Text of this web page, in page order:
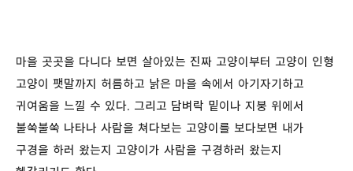
마을 곳곳을 다니다 보면 살아있는 진짜 고양이부터 고양이 인형
고양이 팻말까지 허름하고 낡은 마을 속에서 아기자기하고
귀여움을 느낄 수 있다. 그리고 담벼락 밑이나 지붕 위에서
불쑥불쑥 나타나 사람을 쳐다보는 고양이를 보다보면 내가
구경을 하러 왔는지 고양이가 사람을 구경하러 왔는지